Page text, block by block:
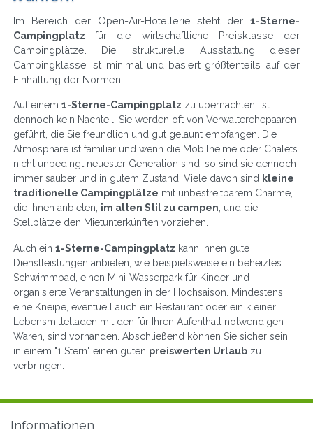
Im Bereich der Open-Air-Hotellerie steht der 1-Sterne-
Campingplatz für die wirtschaftliche Preisklasse der
Campingplätze. Die strukturelle Ausstattung dieser
Campingklasse ist minimal und basiert größtenteils auf der
Einhaltung der Normen.
Auf einem 1-Sterne-Campingplatz zu übernachten, ist
dennoch kein Nachteil! Sie werden oft von Verwalterehepaaren
geführt, die Sie freundlich und gut gelaunt empfangen. Die
Atmosphäre ist familiär und wenn die Mobilheime oder Chalets
nicht unbedingt neuester Generation sind, so sind sie dennoch
immer sauber und in gutem Zustand. Viele davon sind kleine
traditionelle Campingplätze mit unbestreitbarem Charme,
die Ihnen anbieten, im alten Stil zu campen , und die
Stellplätze den Mietunterkünften vorziehen.
Auch ein 1-Sterne-Campingplatz kann Ihnen gute
Dienstleistungen anbieten, wie beispielsweise ein beheiztes
Schwimmbad, einen Mini-Wasserpark für Kinder und
organisierte Veranstaltungen in der Hochsaison. Mindestens
eine Kneipe, eventuell auch ein Restaurant oder ein kleiner
Lebensmittelladen mit den für Ihren Aufenthalt notwendigen
Waren, sind vorhanden. Abschließend können Sie sicher sein,
in einem "1 Stern" einen guten preiswerten Urlaub zu
verbringen.
Informationen